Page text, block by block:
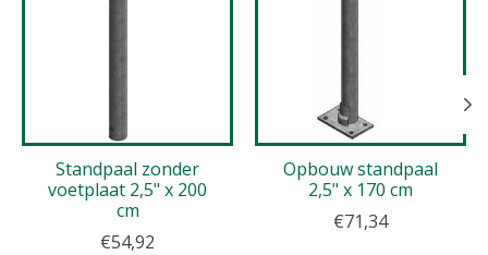
Standpaal zonder
voetplaat 2,5" x 200
cm
€54,92
Opbouw standpaal
2,5" x 170 cm
€71,34